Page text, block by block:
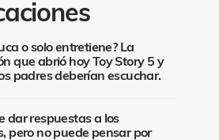
o solo entretiene? La
que abrió hoy Toy Story 5 y
padres deberían escuchar.
dar respuestas a los
pero no puede pensar por